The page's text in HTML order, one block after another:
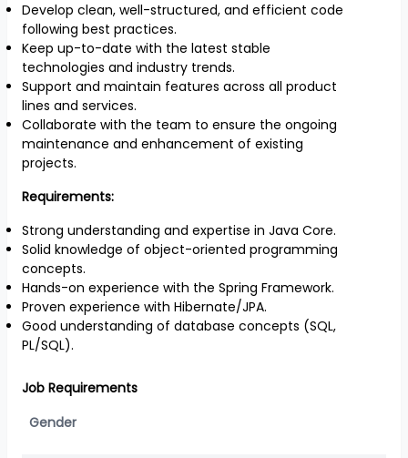
Develop clean, well-structured, and efficient code
following best practices.
Keep up-to-date with the latest stable
technologies and industry trends.
Support and maintain features across all product
lines and services.
Collaborate with the team to ensure the ongoing
maintenance and enhancement of existing
projects.
Requirements:
Strong understanding and expertise in Java Core.
Solid knowledge of object-oriented programming
concepts.
Hands-on experience with the Spring Framework.
Proven experience with Hibernate/JPA.
Good understanding of database concepts (SQL,
PL/SQL).
Job Requirements
Gender